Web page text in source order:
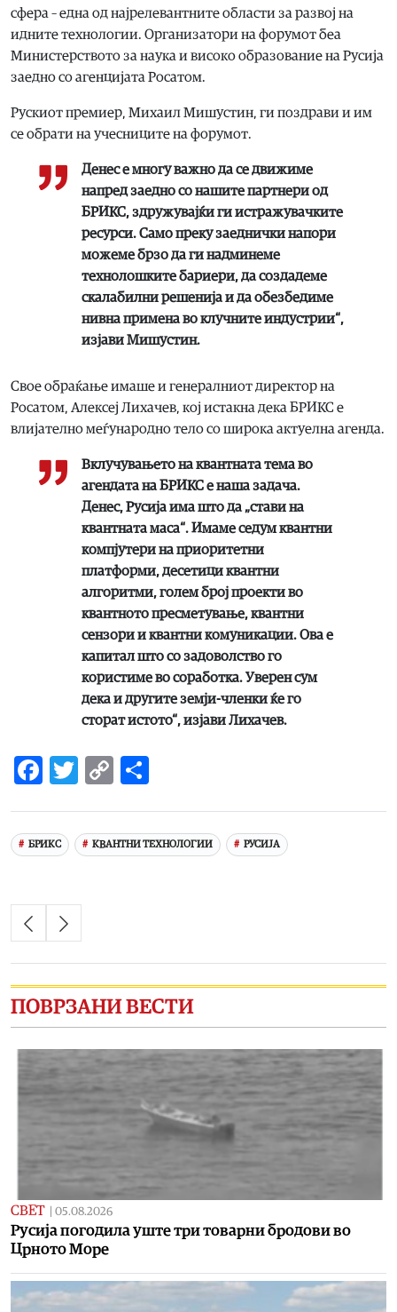
сфера – една од најрелевантните области за развој на
идните технологии. Организатори на форумот беа
Министерството за наука и високо образование на Русија
заедно со агенцијата Росатом.
Рускиот премиер, Михаил Мишустин, ги поздрави и им
се обрати на учесниците на форумот.
Денес е многу важно да се движиме
напред заедно со нашите партнери од
БРИКС, здружувајќи ги истражувачките
ресурси. Само преку заеднички напори
можеме брзо да ги надминеме
технолошките бариери, да создадеме
скалабилни решенија и да обезбедиме
нивна примена во клучните индустрии“,
изјави Мишустин.
Свое обраќање имаше и генералниот директор на
Росатом, Алексеј Лихачев, кој истакна дека БРИКС е
влијателно меѓународно тело со широка актуелна агенда.
Вклучувањето на квантната тема во
агендата на БРИКС е наша задача.
Денес, Русија има што да „стави на
квантната маса“. Имаме седум квантни
компјутери на приоритетни
платформи, десетици квантни
алгоритми, голем број проекти во
квантното пресметување, квантни
сензори и квантни комуникации. Ова е
капитал што со задоволство го
користиме во соработка. Уверен сум
дека и другите земји-членки ќе го
сторат истото“, изјави Лихачев.
Facebook
Twitter
Copy
БРИКС КВАНТНИ ТЕХНОЛОГИИ РУСИЈА
ПОВРЗАНИ ВЕСТИ
СВЕТ | 05.08.2026
Русија погодила уште три товарни бродови во
Црното Море